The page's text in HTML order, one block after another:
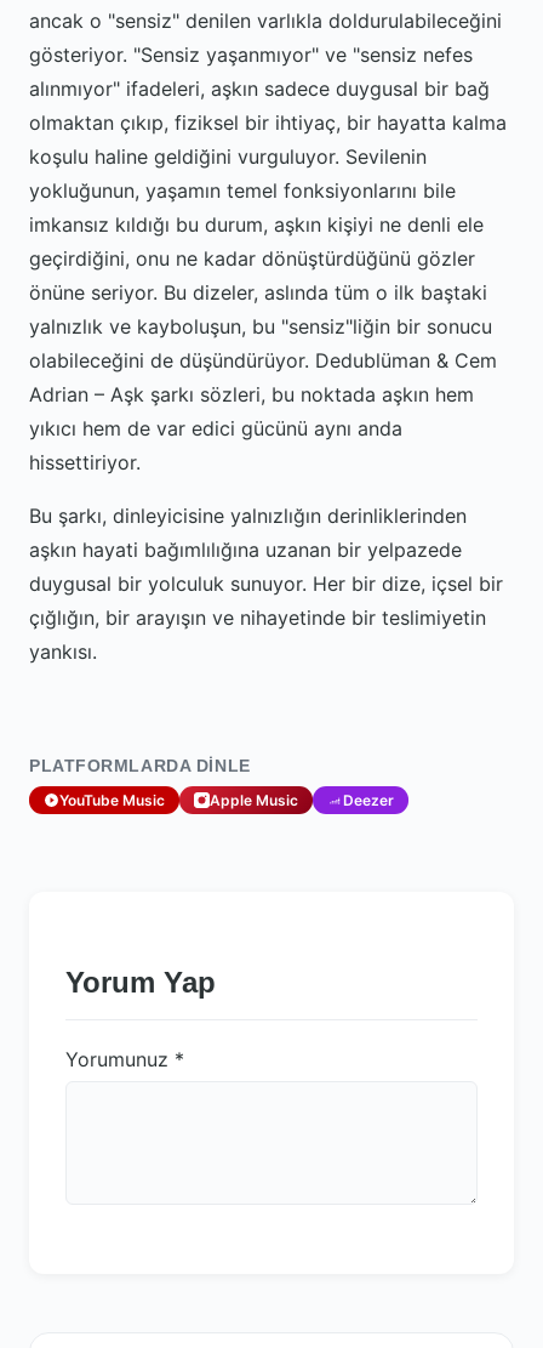
ancak o "sensiz" denilen varlıkla doldurulabileceğini
gösteriyor. "Sensiz yaşanmıyor" ve "sensiz nefes
alınmıyor" ifadeleri, aşkın sadece duygusal bir bağ
olmaktan çıkıp, fiziksel bir ihtiyaç, bir hayatta kalma
koşulu haline geldiğini vurguluyor. Sevilenin
yokluğunun, yaşamın temel fonksiyonlarını bile
imkansız kıldığı bu durum, aşkın kişiyi ne denli ele
geçirdiğini, onu ne kadar dönüştürdüğünü gözler
önüne seriyor. Bu dizeler, aslında tüm o ilk baştaki
yalnızlık ve kayboluşun, bu "sensiz"liğin bir sonucu
olabileceğini de düşündürüyor. Dedublüman & Cem
Adrian – Aşk şarkı sözleri, bu noktada aşkın hem
yıkıcı hem de var edici gücünü aynı anda
hissettiriyor.
Bu şarkı, dinleyicisine yalnızlığın derinliklerinden
aşkın hayati bağımlılığına uzanan bir yelpazede
duygusal bir yolculuk sunuyor. Her bir dize, içsel bir
çığlığın, bir arayışın ve nihayetinde bir teslimiyetin
yankısı.
PLATFORMLARDA DINLE
YouTube Music Apple Music Deezer
Yorum Yap
Yorumunuz *